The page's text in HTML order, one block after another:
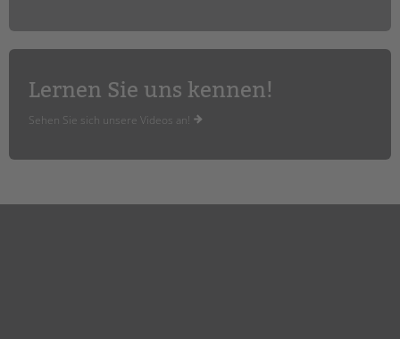
tandem als Arbeitgeberin
unkuerzbar
Briefe an Kai
PRESSE
KONTAKT
Lernen Sie uns kennen!
Sehen Sie sich unsere Videos an!